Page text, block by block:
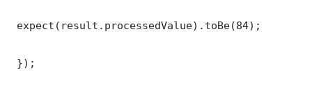
expect(result.processedValue).toBe(84);
});